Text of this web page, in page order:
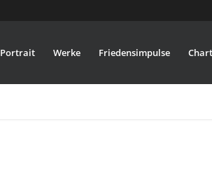
Portrait Werke Friedensimpulse